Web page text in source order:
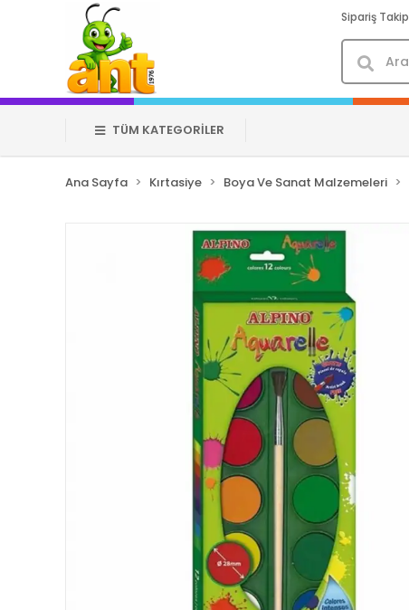
Sipariş Takip
TÜM KATEGORİLER
Ana Sayfa Kırtasiye Boya Ve Sanat Malzemeleri